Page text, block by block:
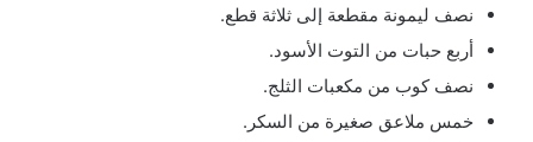
نصف ليمونة مقطعة إلى ثلاثة قطع.
أربع حبات من التوت الأسود.
نصف كوب من مكعبات الثلج.
خمس ملاعق صغيرة من السكر.